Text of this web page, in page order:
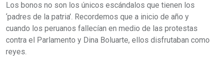
Los bonos no son los únicos escándalos que tienen los
‘padres de la patria’. Recordemos que a inicio de año y
cuando los peruanos fallecían en medio de las protestas
contra el Parlamento y Dina Boluarte, ellos disfrutaban como
reyes.